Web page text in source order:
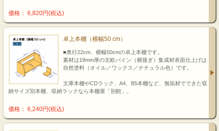
価格： 6,820円(税込)
卓上本棚（横幅50 cm）
■奥行22cm、横幅50cmの卓上本棚です。
素材は19mm厚の北欧パイン（横接ぎ）集成材表面仕上げは
自然塗料（オイル／ワックス／ナチュラル色）です。
文庫本棚やCDラック、A4、B5本棚など、無垢材でできた収
納サイズ別本棚、収納ラックなら本棚屋「別館」。
価格： 6,240円(税込)